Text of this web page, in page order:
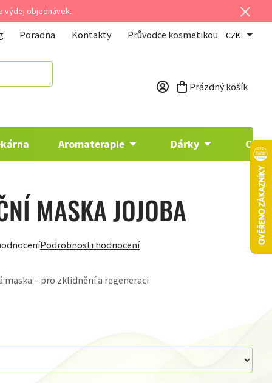
výdej objednávek.
Poradna Kontakty Průvodce kosmetikou CZK
Nákupní košík
Prázdný košík
Aromaterapie Dárky
MASKA JOJOBA
Podrobnosti hodnocení
maska – pro zklidnění a regeneraci